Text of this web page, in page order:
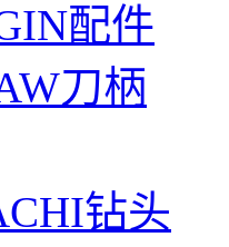
配件
刀柄
钻头